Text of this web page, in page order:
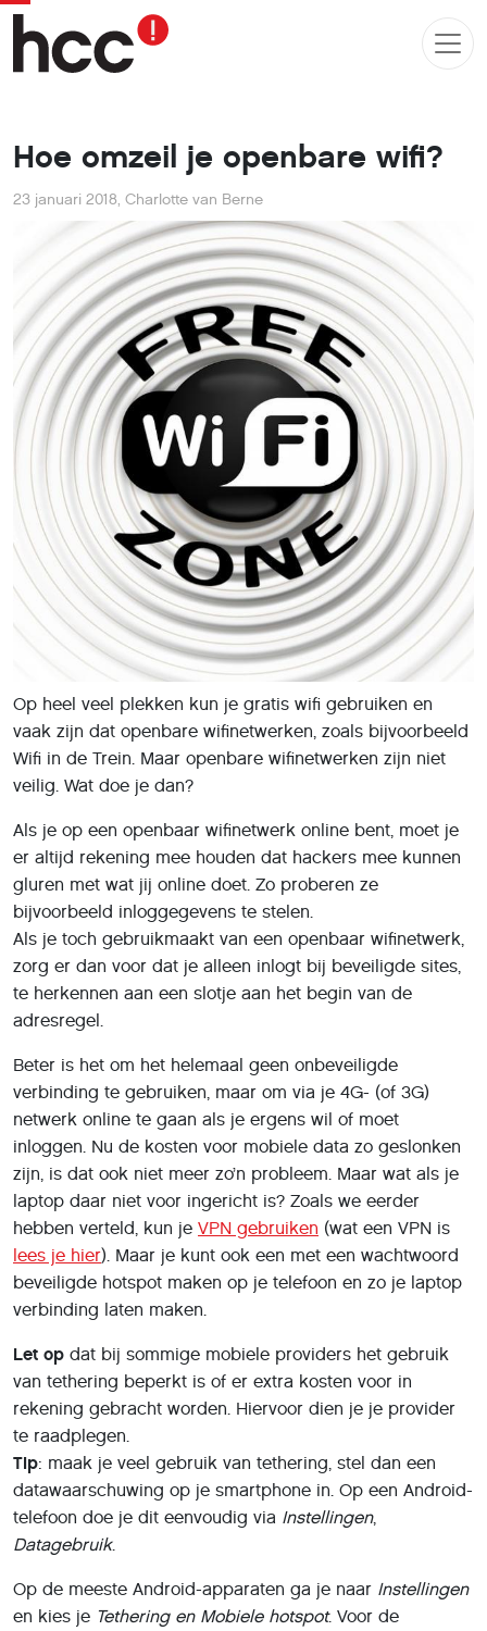
Hoe omzeil je openbare wifi?
23 januari 2018, Charlotte van Berne
Op heel veel plekken kun je gratis wifi gebruiken en
vaak zijn dat openbare wifinetwerken, zoals bijvoorbeeld
Wifi in de Trein. Maar openbare wifinetwerken zijn niet
veilig. Wat doe je dan?
Als je op een openbaar wifinetwerk online bent, moet je
er altijd rekening mee houden dat hackers mee kunnen
gluren met wat jij online doet. Zo proberen ze
bijvoorbeeld inloggegevens te stelen.
Als je toch gebruikmaakt van een openbaar wifinetwerk,
zorg er dan voor dat je alleen inlogt bij beveiligde sites,
te herkennen aan een slotje aan het begin van de
adresregel.
Beter is het om het helemaal geen onbeveiligde
verbinding te gebruiken, maar om via je 4G- (of 3G)
netwerk online te gaan als je ergens wil of moet
inloggen. Nu de kosten voor mobiele data zo geslonken
zijn, is dat ook niet meer zo’n probleem. Maar wat als je
laptop daar niet voor ingericht is? Zoals we eerder
hebben verteld, kun je VPN gebruiken (wat een VPN is
lees je hier). Maar je kunt ook een met een wachtwoord
beveiligde hotspot maken op je telefoon en zo je laptop
verbinding laten maken.
Let op dat bij sommige mobiele providers het gebruik
van tethering beperkt is of er extra kosten voor in
rekening gebracht worden. Hiervoor dien je je provider
te raadplegen.
Tip: maak je veel gebruik van tethering, stel dan een
datawaarschuwing op je smartphone in. Op een Android-
telefoon doe je dit eenvoudig via Instellingen,
Datagebruik.
Op de meeste Android-apparaten ga je naar Instellingen
en kies je Tethering en Mobiele hotspot. Voor de